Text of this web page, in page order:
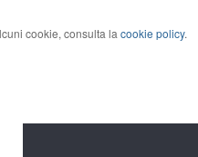
cookie, consulta la cookie policy.